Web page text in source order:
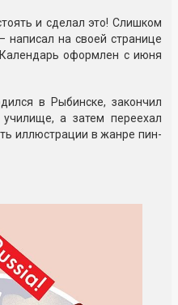
и сделал это! Слишком
на своей странице
оформлен с июня
в Рыбинске, закончил
училище, а затем переехал
иллюстрации в жанре пин-